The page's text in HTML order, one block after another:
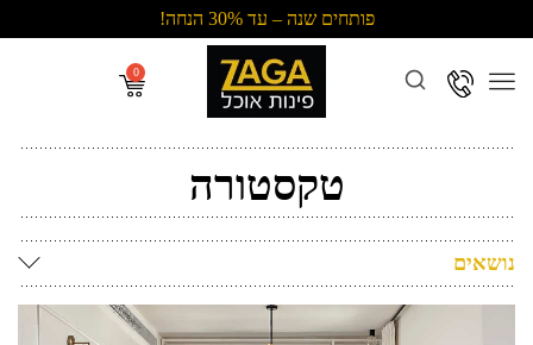
פותחים שנה – עד 30% הנחה!
Menu
טקסטורה
נושאים